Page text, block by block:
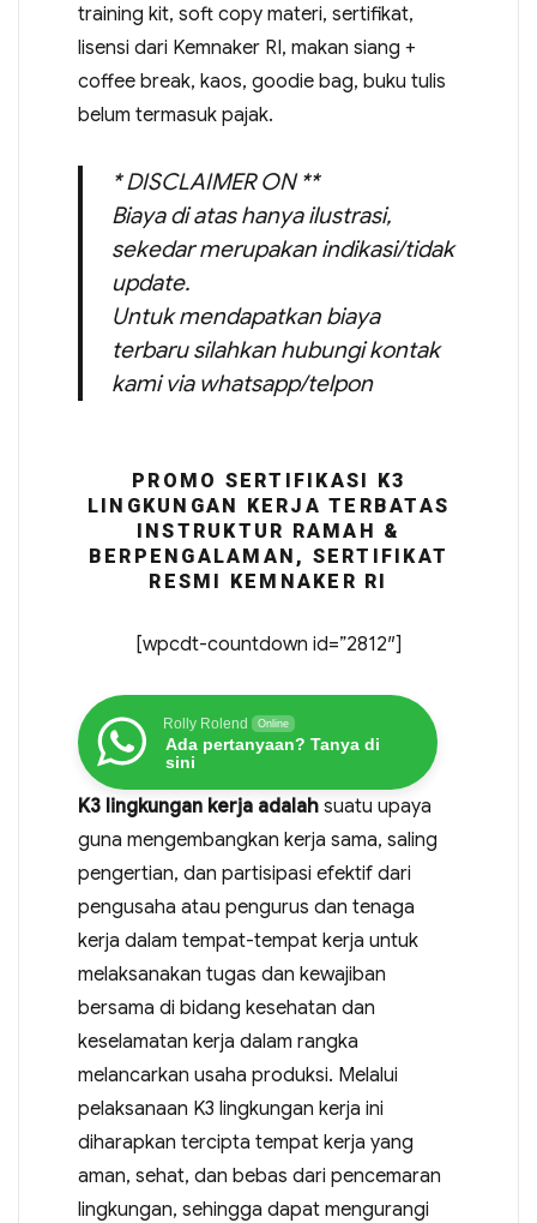
training kit, soft copy materi, sertifikat,
lisensi dari Kemnaker RI, makan siang +
coffee break, kaos, goodie bag, buku tulis
belum termasuk pajak.
* DISCLAIMER ON **
Biaya di atas hanya ilustrasi,
sekedar merupakan indikasi/tidak
update.
Untuk mendapatkan biaya
terbaru silahkan hubungi kontak
kami via whatsapp/telpon
PROMO SERTIFIKASI K3
LINGKUNGAN KERJA TERBATAS
INSTRUKTUR RAMAH &
BERPENGALAMAN, SERTIFIKAT
RESMI KEMNAKER RI
[wpcdt-countdown id=”2812″]
Rolly Rolend Online
Ada pertanyaan? Tanya di
sini
K3 lingkungan kerja adalahsuatu upaya
guna mengembangkan kerja sama, saling
pengertian, dan partisipasi efektif dari
pengusaha atau pengurus dan tenaga
kerja dalam tempat-tempat kerja untuk
melaksanakan tugas dan kewajiban
bersama di bidang kesehatan dan
keselamatan kerja dalam rangka
melancarkan usaha produksi. Melalui
pelaksanaan K3 lingkungan kerja ini
diharapkan tercipta tempat kerja yang
aman, sehat, dan bebas dari pencemaran
lingkungan, sehingga dapat mengurangi